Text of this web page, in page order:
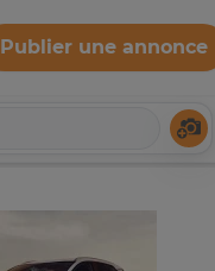
Publier une annonce